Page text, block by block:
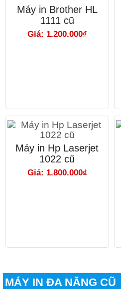
Máy in Brother HL
1111 cũ
Giá: 1.200.000₫
Máy in Hp Laserjet
1022 cũ
Giá: 1.800.000₫
MÁY IN ĐA NĂNG CŨ